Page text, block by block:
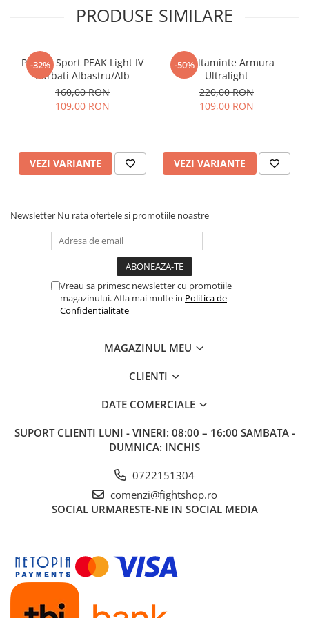
PRODUSE SIMILARE
-32%
Pantofi Sport PEAK Light IV
Barbati Albastru/Alb
160,00 RON
109,00 RON
VEZI VARIANTE
-50%
Incaltaminte Armura
Ultralight
220,00 RON
109,00 RON
VEZI VARIANTE
Newsletter Nu rata ofertele si promotiile noastre
Vreau sa primesc newsletter cu promotiile
magazinului. Afla mai multe in Politica de
Confidentialitate
MAGAZINUL MEU
CLIENTI
DATE COMERCIALE
SUPORT CLIENTI LUNI - VINERI: 08:00 – 16:00 SAMBATA -
DUMNICA: INCHIS
0722151304
comenzi@fightshop.ro
SOCIAL URMARESTE-NE IN SOCIAL MEDIA